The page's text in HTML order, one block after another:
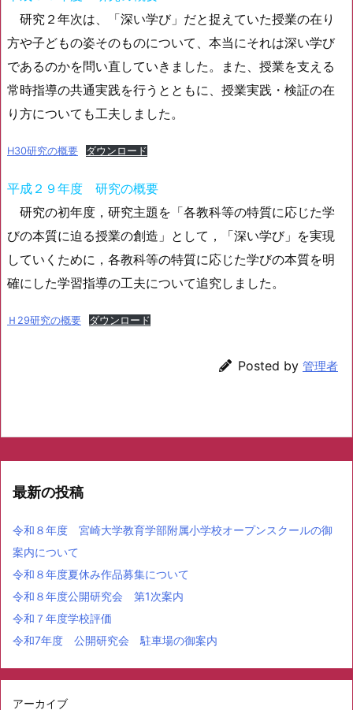
研究２年次は、「深い学び」だと捉えていた授業の在り
方や子どもの姿そのものについて、本当にそれは深い学び
であるのかを問い直していきました。また、授業を支える
常時指導の共通実践を行うとともに、授業実践・検証の在
り方についても工夫しました。
H30研究の概要 ダウンロード
平成２９年度 研究の概要
研究の初年度，研究主題を「各教科等の特質に応じた学
びの本質に迫る授業の創造」として，「深い学び」を実現
していくために，各教科等の特質に応じた学びの本質を明
確にした学習指導の工夫について追究しました。
Ｈ29研究の概要 ダウンロード
Posted by 管理者
最新の投稿
令和８年度 宮崎大学教育学部附属小学校オープンスクールの御
案内について
令和８年度夏休み作品募集について
令和８年度公開研究会 第1次案内
令和７年度学校評価
令和7年度 公開研究会 駐車場の御案内
アーカイブ